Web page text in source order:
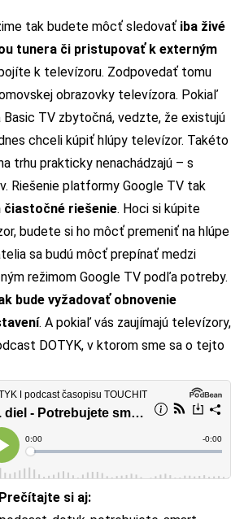
tak budete môcť sledovať iba živé
tunera či pristupovať k externým
k televízoru. Zodpovedať tomu
obrazovky televízora. Pokiaľ
Basic TV zbytočná, vedzte, že existujú
chceli kúpiť hlúpy televízor. Takéto
trhu prakticky nenachádzajú – s
Riešenie platformy Google TV tak
čiastočné riešenie. Hoci si kúpite
budete si ho môcť premeniť na hlúpe
sa budú môcť prepínať medzi
režimom Google TV podľa potreby.
bude vyžadovať obnovenie
. A pokiaľ vás zaujímajú televízory,
DOTYK, v ktorom sme sa o tejto
Prečítajte si aj: